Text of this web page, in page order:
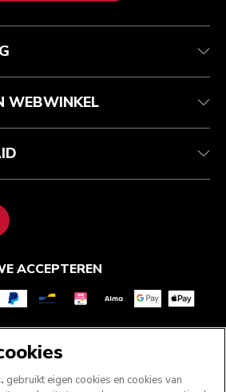
WEBWINKEL
ACCEPTEREN
VOLG ONS
gebruikt eigen cookies en cookies van